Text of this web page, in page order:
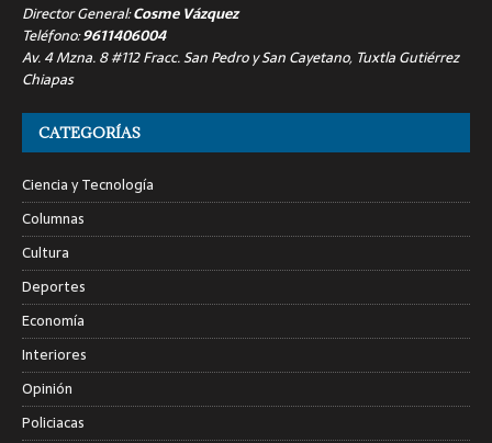
Director General:Cosme Vázquez
Teléfono:9611406004
Av. 4 Mzna. 8 #112 Fracc. San Pedro y San Cayetano, Tuxtla Gutiérrez
Chiapas
CATEGORÍAS
Ciencia y Tecnología
Columnas
Cultura
Deportes
Economía
Interiores
Opinión
Policiacas